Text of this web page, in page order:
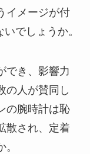
イメージが付
でしょうか。
でき、影響力
の人が賛同し
の腕時計は恥
散され、定着